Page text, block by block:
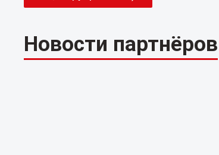
Новости партнёров